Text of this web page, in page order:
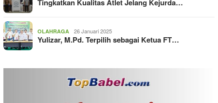
Tingkatkan Kualitas Atlet Jelang Kejurda…
OLAHRAGA 26 Januari 2025
Yulizar, M.Pd. Terpilih sebagai Ketua FT…